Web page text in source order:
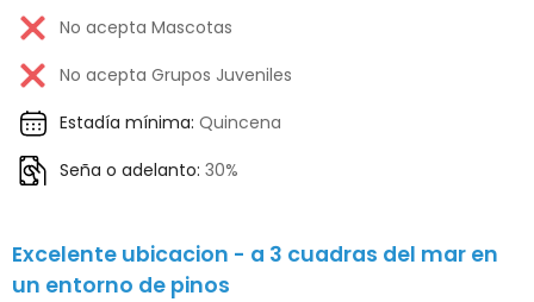
No acepta Mascotas
No acepta Grupos Juveniles
Estadía mínima: Quincena
Seña o adelanto: 30%
Excelente ubicacion - a 3 cuadras del mar en
un entorno de pinos